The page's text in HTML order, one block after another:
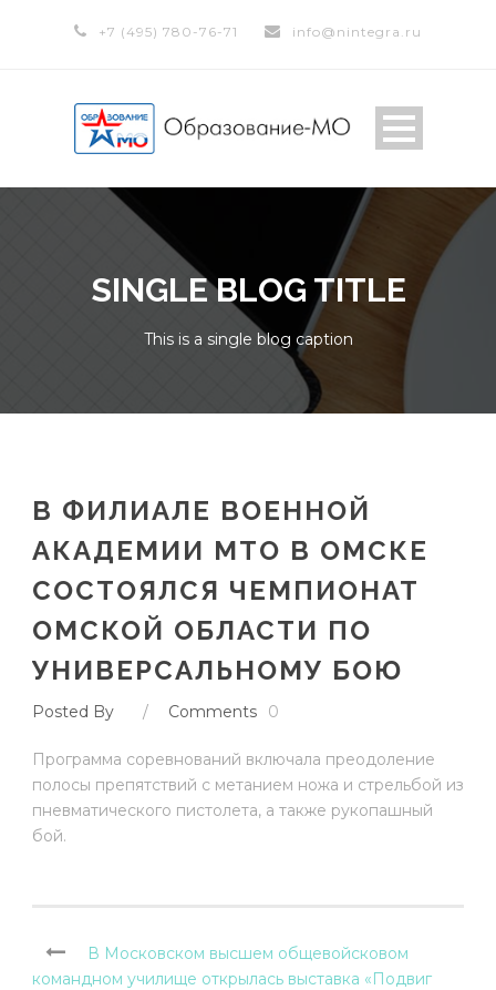
+7 (495) 780-76-71 info@nintegra.ru
SINGLE BLOG TITLE
This is a single blog caption
В ФИЛИАЛЕ ВОЕННОЙ
АКАДЕМИИ МТО В ОМСКЕ
СОСТОЯЛСЯ ЧЕМПИОНАТ
ОМСКОЙ ОБЛАСТИ ПО
УНИВЕРСАЛЬНОМУ БОЮ
Posted By / Comments 0
Программа соревнований включала преодоление
полосы препятствий с метанием ножа и стрельбой из
пневматического пистолета, а также рукопашный
бой.
В Московском высшем общевойсковом
командном училище открылась выставка «Подвиг